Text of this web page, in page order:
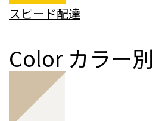
スピード配達
Color カラー別